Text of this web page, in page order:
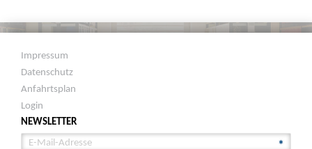
Impressum
Datenschutz
Anfahrtsplan
Login
NEWSLETTER